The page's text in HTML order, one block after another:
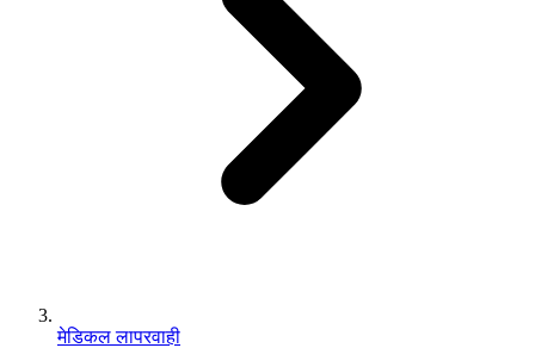
मेडिकल लापरवाही